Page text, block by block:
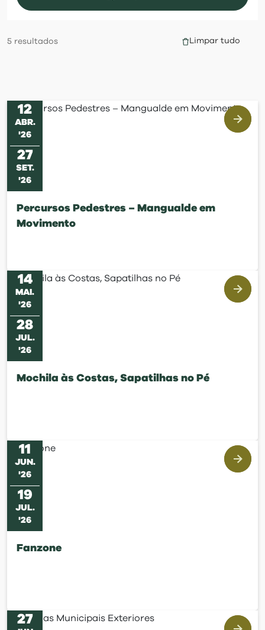
5 resultados Limpar tudo
12
ABR.
'26
27
SET.
'26
Percursos Pedestres – Mangualde em
Movimento
14
MAI .
'26
28
JUL.
'26
Mochila às Costas, Sapatilhas no Pé
11
JUN .
'26
19
JUL.
'26
Fanzone
27